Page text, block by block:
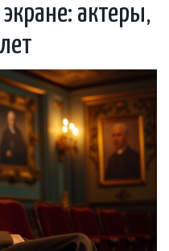
актеры,